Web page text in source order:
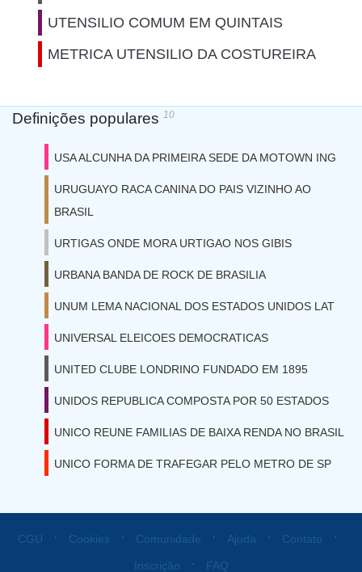
UTENSILIO COMUM EM QUINTAIS
METRICA UTENSILIO DA COSTUREIRA
Definições populares 10
USA ALCUNHA DA PRIMEIRA SEDE DA MOTOWN ING
URUGUAYO RACA CANINA DO PAIS VIZINHO AO
BRASIL
URTIGAS ONDE MORA URTIGAO NOS GIBIS
URBANA BANDA DE ROCK DE BRASILIA
UNUM LEMA NACIONAL DOS ESTADOS UNIDOS LAT
UNIVERSAL ELEICOES DEMOCRATICAS
UNITED CLUBE LONDRINO FUNDADO EM 1895
UNIDOS REPUBLICA COMPOSTA POR 50 ESTADOS
UNICO REUNE FAMILIAS DE BAIXA RENDA NO BRASIL
UNICO FORMA DE TRAFEGAR PELO METRO DE SP
CGU ⋅ Cookies ⋅ Comunidade ⋅ Ajuda ⋅ Contato ⋅
Inscrição ⋅ FAQ